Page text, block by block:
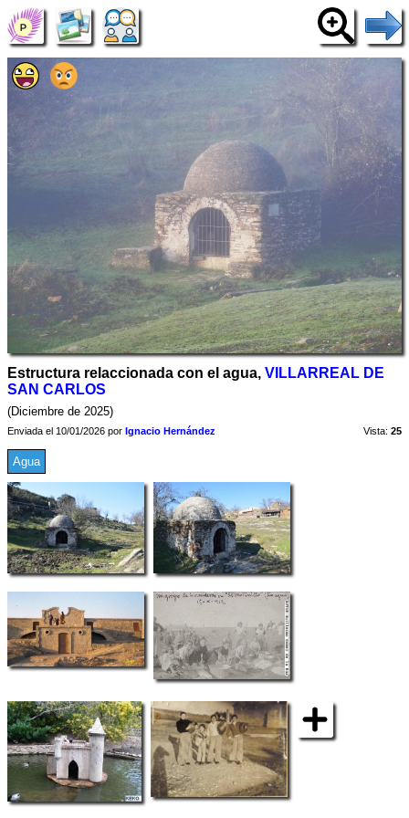
Estructura relaccionada con el agua, VILLARREAL DE
SAN CARLOS
(Diciembre de 2025)
Enviada el 10/01/2026 por Ignacio Hernández Vista: 25
Agua